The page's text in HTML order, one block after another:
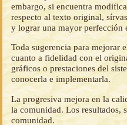
embargo, si encuentra
respecto al texto original,
y lograr una mayor perfección
Toda sugerencia para mejorar
cuanto a fidelidad con el
gráficos o prestaciones del
conocerla e implementarla.
La progresiva mejora en la
la comunidad. Los resultados,
comunidad.